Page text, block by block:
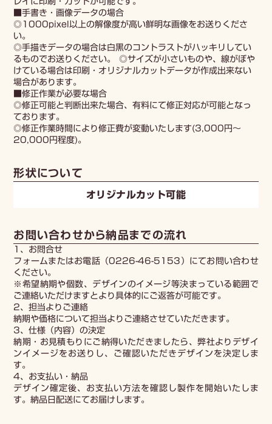
■手書き・画像データの場合
◎1000pixel以上の解像度が高い鮮明な画像をお送りくださ
い。
◎手描きデータの場合は白黒のコントラストがハッキリしてい
るものでお送りください。 ◎サイズが小さいものや、線がぼや
けている場合は印刷・オリジナルカットデータが作成出来ない
場合があります。
■修正作業が必要な場合
◎修正可能と判断出来た場合、有料にて修正対応が可能となっ
ております。
◎修正作業時間により修正費が変動いたします(3,000円～
20,000円程度)。
形状について
オリジナルカット可能
お問い合わせから納品までの流れ
1、お問合せ
フォームまたはお電話（0226-46-5153）にてお問い合わせ
ください。
※希望納期や個数、デザインのイメージ等決まっている範囲で
ご連絡いただけますとより具体的にご返答が可能です。
2、担当よりご連絡
納期や価格について担当よりご連絡させていただきます。
3、仕様（内容）の決定
納期・お見積もりにご納得いただきましたら、弊社よりデザイ
ンイメージをお送りし、ご確認いただきデザインを決定しま
す。
4、お支払い・納品
デザイン確定後、お支払い方法を確認し製作を開始いたしま
す。納品日配送にてお届けします。